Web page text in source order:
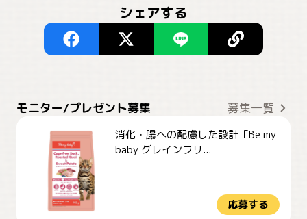
シェアする
モニター/プレゼント募集 募集一覧
消化・腸への配慮した設計「Be my
baby グレインフリ...
応募する